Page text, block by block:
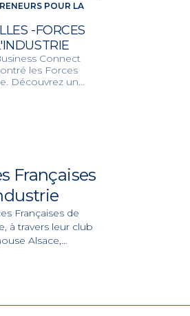
POUR LA
-FORCES
Connect
les Forces
Découvrez un
Françaises
Françaises de
à travers leur club
Alsace,
et le